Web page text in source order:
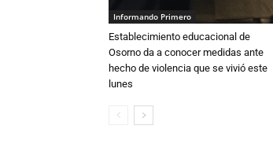
Informando Primero
Establecimiento educacional de
Osorno da a conocer medidas ante
hecho de violencia que se vivió este
lunes